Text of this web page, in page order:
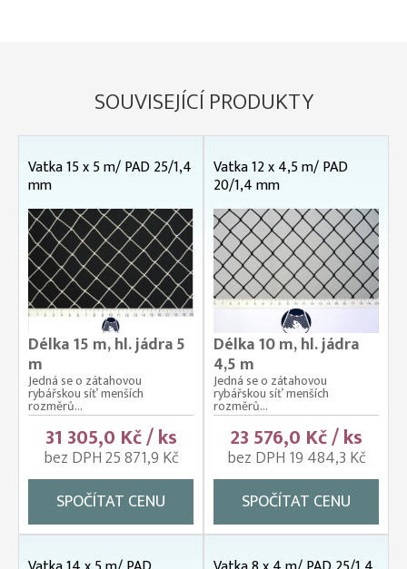
SOUVISEJÍCÍ PRODUKTY
Vatka 15 x 5 m/ PAD 25/1,4
mm
Délka 15 m, hl. jádra 5
m
Jedná se o zátahovou
rybářskou síť menších
rozměrů...
31 305,0 Kč / ks
bez DPH 25 871,9 Kč
SPOČÍTAT CENU
Vatka 12 x 4,5 m/ PAD
20/1,4 mm
Délka 10 m, hl. jádra
4,5 m
Jedná se o zátahovou
rybářskou síť menších
rozměrů...
23 576,0 Kč / ks
bez DPH 19 484,3 Kč
SPOČÍTAT CENU